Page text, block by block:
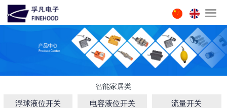
智能家居类
浮球液位开关 电容液位开关 流量开关